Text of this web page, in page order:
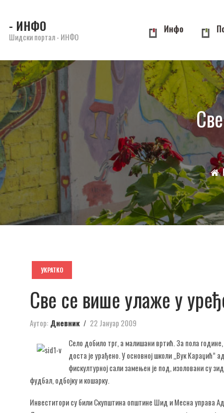
- ИНФО
Шидски портал - ИНФО
Инфо
УКРАТКО
Све се више улаже у
Аутор: Дневник
22 Јануар 2009
Село добило трг, а малишани вртић. За пола
доста је урађено. У основној школи „Вук Караџић”
фискултурној сали замењен је под, изоловани су
фудбал, одбојку и кошарку.
Инвеститори су били Скупштина општине Шид и Месна управа